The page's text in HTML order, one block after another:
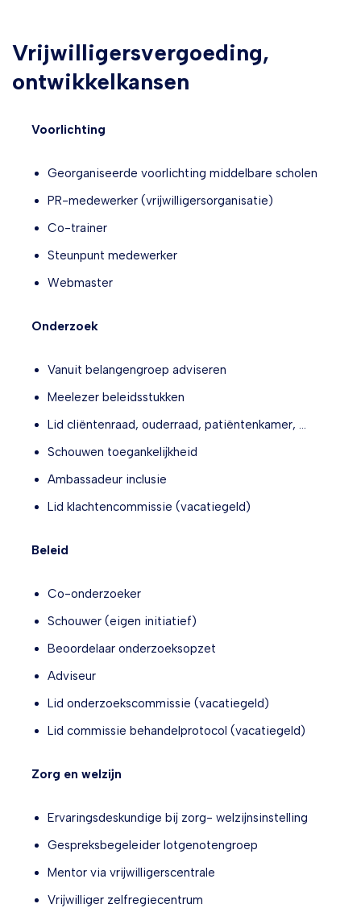
Vrijwilligersvergoeding,
ontwikkelkansen
Voorlichting
Georganiseerde voorlichting middelbare scholen
PR-medewerker (vrijwilligersorganisatie)
Co-trainer
Steunpunt medewerker
Webmaster
Onderzoek
Vanuit belangengroep adviseren
Meelezer beleidsstukken
Lid cliëntenraad, ouderraad, patiëntenkamer, …
Schouwen toegankelijkheid
Ambassadeur inclusie
Lid klachtencommissie (vacatiegeld)
Beleid
Co-onderzoeker
Schouwer (eigen initiatief)
Beoordelaar onderzoeksopzet
Adviseur
Lid onderzoekscommissie (vacatiegeld)
Lid commissie behandelprotocol (vacatiegeld)
Zorg en welzijn
Ervaringsdeskundige bij zorg- welzijnsinstelling
Gespreksbegeleider lotgenotengroep
Mentor via vrijwilligerscentrale
Vrijwilliger zelfregiecentrum